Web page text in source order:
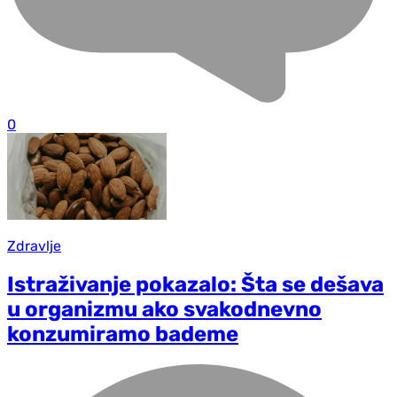
0
Zdravlje
Istraživanje pokazalo: Šta se dešava
u organizmu ako svakodnevno
konzumiramo bademe